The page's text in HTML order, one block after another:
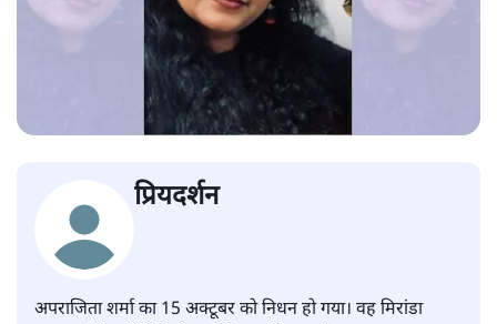
प्रियदर्शन
अपराजिता शर्मा का 15 अक्टूबर को निधन हो गया। वह मिरांडा